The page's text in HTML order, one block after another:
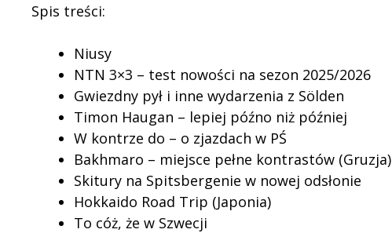
Spis treści:
Niusy
NTN 3×3 – test nowości na sezon 2025/2026
Gwiezdny pył i inne wydarzenia z Sölden
Timon Haugan – lepiej późno niż później
W kontrze do – o zjazdach w PŚ
Bakhmaro – miejsce pełne kontrastów (Gruzja)
Skitury na Spitsbergenie w nowej odsłonie
Hokkaido Road Trip (Japonia)
To cóż, że w Szwecji